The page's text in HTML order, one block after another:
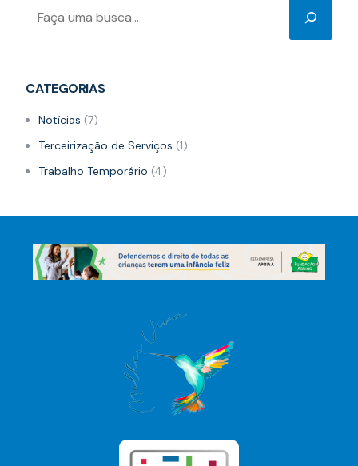
CATEGORIAS
Notícias (7)
Terceirização de Serviços (1)
Trabalho Temporário (4)